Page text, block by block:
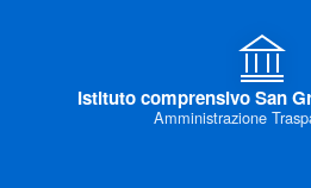
Istituto comprensivo San
Amministrazione